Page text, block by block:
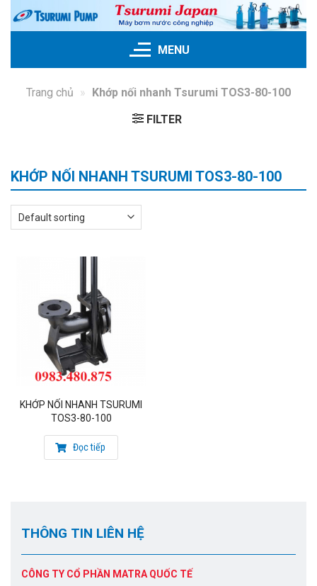
Skip
MENU
Trang chủ » Khớp nối nhanh Tsurumi TOS3-80-100
FILTER
KHỚP NỐI NHANH TSURUMI TOS3-80-100
KHỚP NỐI NHANH TSURUMI
TOS3-80-100
Đọc tiếp
THÔNG TIN LIÊN HỆ
CÔNG TY CỔ PHẦN MATRA QUỐC TẾ